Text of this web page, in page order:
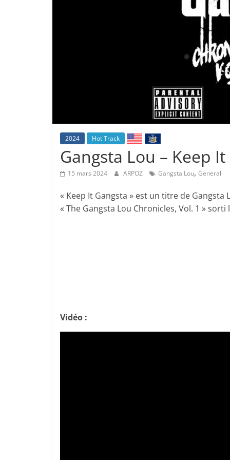
2024 Hot Track
Gangsta Lou – Keep
15 mars 2024 ARPOZ Gangsta Lou, General
« Keep It Gangsta » est un titre de Gangsta
« The Gangsta Lou Chronicles, Vol. 1 » sorti
Vidéo :